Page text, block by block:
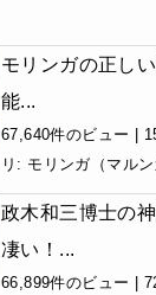
モリンガの正し
能...
67,640件のビュー
リ: モリンガ（マルン
政木和三博士の
凄い！...
66,899件のビュー